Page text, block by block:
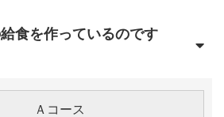
食を作っているのです
Ａコース